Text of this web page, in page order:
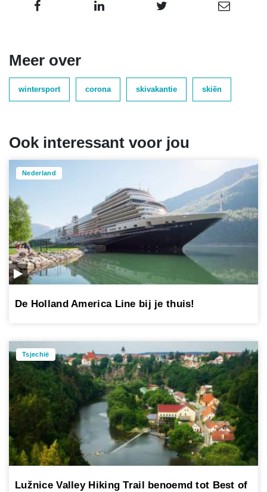
Meer over
wintersport corona skivakantie skiën
Ook interessant voor jou
Nederland
De Holland America Line bij je thuis!
Tsjechië
Lužnice Valley Hiking Trail benoemd tot Best of